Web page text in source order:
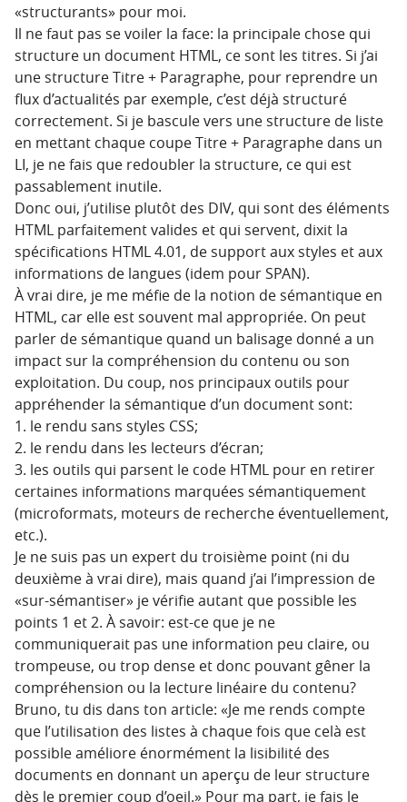
«structurants» pour moi.
Il ne faut pas se voiler la face: la principale chose qui
structure un document HTML, ce sont les titres. Si j’ai
une structure Titre + Paragraphe, pour reprendre un
flux d’actualités par exemple, c’est déjà structuré
correctement. Si je bascule vers une structure de liste
en mettant chaque coupe Titre + Paragraphe dans un
LI, je ne fais que redoubler la structure, ce qui est
passablement inutile.
Donc oui, j’utilise plutôt des DIV, qui sont des éléments
HTML parfaitement valides et qui servent, dixit la
spécifications HTML 4.01, de support aux styles et aux
informations de langues (idem pour SPAN).
À vrai dire, je me méfie de la notion de sémantique en
HTML, car elle est souvent mal appropriée. On peut
parler de sémantique quand un balisage donné a un
impact sur la compréhension du contenu ou son
exploitation. Du coup, nos principaux outils pour
appréhender la sémantique d’un document sont:
1. le rendu sans styles CSS;
2. le rendu dans les lecteurs d’écran;
3. les outils qui parsent le code HTML pour en retirer
certaines informations marquées sémantiquement
(microformats, moteurs de recherche éventuellement,
etc.).
Je ne suis pas un expert du troisième point (ni du
deuxième à vrai dire), mais quand j’ai l’impression de
«sur-sémantiser» je vérifie autant que possible les
points 1 et 2. À savoir: est-ce que je ne
communiquerait pas une information peu claire, ou
trompeuse, ou trop dense et donc pouvant gêner la
compréhension ou la lecture linéaire du contenu?
Bruno, tu dis dans ton article: «Je me rends compte
que l’utilisation des listes à chaque fois que celà est
possible améliore énormément la lisibilité des
documents en donnant un aperçu de leur structure
dès le premier coup d’oeil.» Pour ma part, je fais le